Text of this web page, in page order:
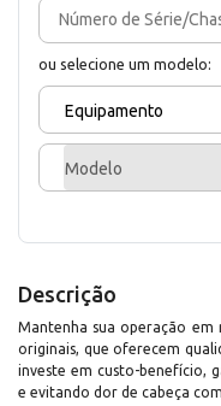
ou selecione um modelo:
Equipamento
Modelo
Descrição
Mantenha sua operação em
originais, que oferecem
investe em custo-benefício,
e evitando dor de cabeça